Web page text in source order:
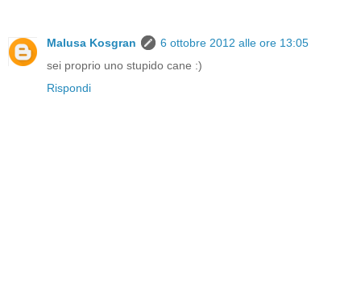
Malusa Kosgran
6 ottobre 2012 alle ore 13:05
sei proprio uno stupido cane :)
Rispondi